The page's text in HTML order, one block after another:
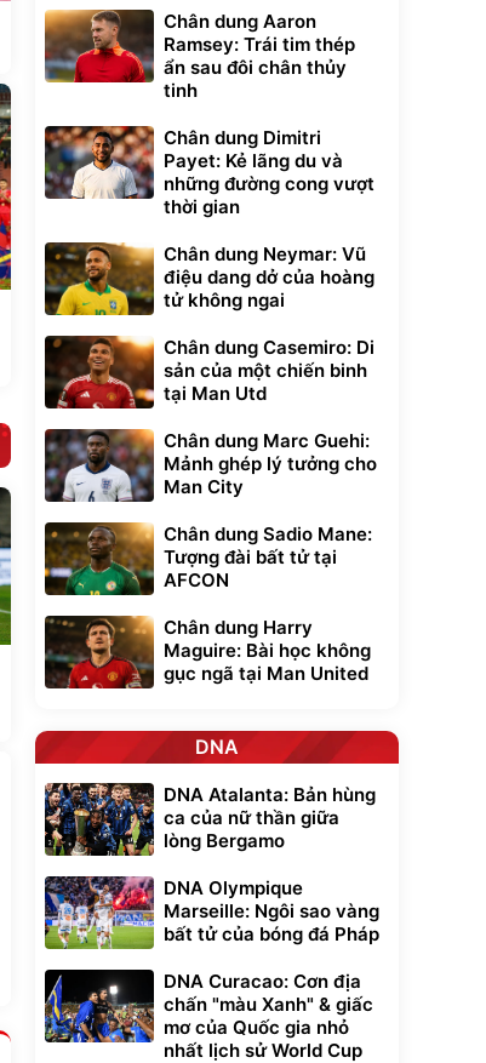
Chân dung Aaron
Ramsey: Trái tim thép
ẩn sau đôi chân thủy
tinh
Chân dung Dimitri
Payet: Kẻ lãng du và
những đường cong vượt
thời gian
Chân dung Neymar: Vũ
điệu dang dở của hoàng
tử không ngai
Chân dung Casemiro: Di
sản của một chiến binh
tại Man Utd
Chân dung Marc Guehi:
Mảnh ghép lý tưởng cho
Man City
Chân dung Sadio Mane:
Tượng đài bất tử tại
AFCON
Chân dung Harry
Maguire: Bài học không
gục ngã tại Man United
DNA
DNA Atalanta: Bản hùng
ca của nữ thần giữa
lòng Bergamo
DNA Olympique
Marseille: Ngôi sao vàng
bất tử của bóng đá Pháp
DNA Curacao: Cơn địa
chấn "màu Xanh" & giấc
mơ của Quốc gia nhỏ
nhất lịch sử World Cup